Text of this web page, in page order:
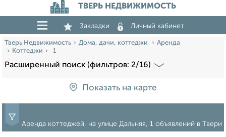
ТВЕРЬ НЕДВИЖИМОСТЬ
Закладки Личный кабинет
Тверь Недвижимость Дома, дачи, коттеджи
Аренда
Коттеджи
1
Расширенный поиск (фильтров: 2/16)
Показать на карте
Аренда коттеджей, на улице Дальняя, 1 объявлений в Твери